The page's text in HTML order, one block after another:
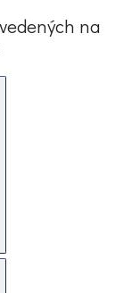
na